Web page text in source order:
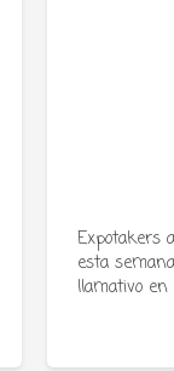
Expotakers
esta
llamativo